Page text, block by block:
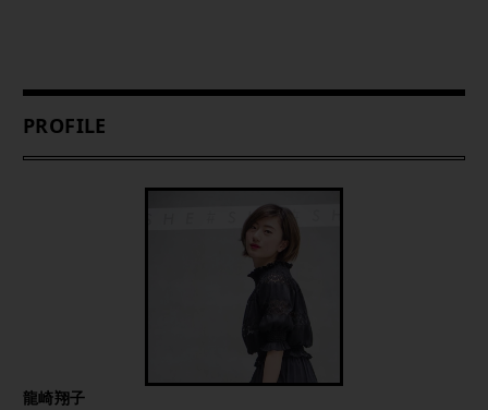
PROFILE
龍崎翔子